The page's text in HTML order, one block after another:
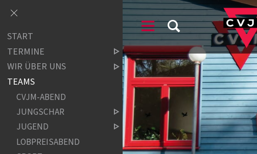
START
TERMINE
WIR ÜBER UNS
TEAMS
CVJM-ABEND
JUNGSCHAR
JUGEND
LOBPREISABEND